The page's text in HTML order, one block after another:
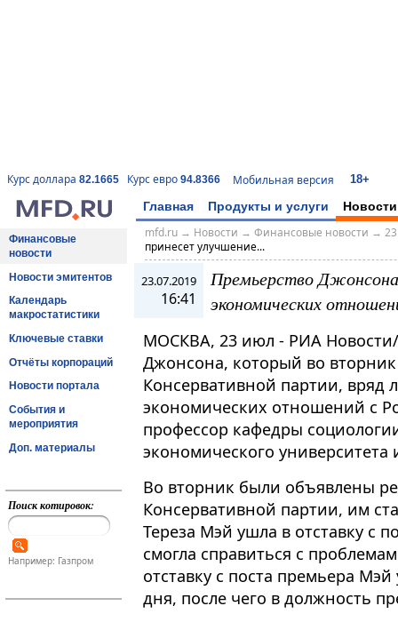
Курс доллара 82.1665 Курс евро 94.8366 Мобильная версия 18+
Главная Продукты и услуги Новости
Финансовые
новости
Новости эмитентов
Календарь
макростатистики
Ключевые ставки
Отчёты корпораций
Новости портала
События и
мероприятия
Доп. материалы
Поиск котировок:
Например: Газпром
mfd.ru→ Новости → Финансовые новости →
принесет улучшение...
23.07.2019
16:41
Премьерство Джонсона
экономических
МОСКВА, 23 июл - РИА
Джонсона, который во
Консервативной партии, вряд
экономических отношений с
профессор кафедры
экономического
Во вторник были объявлены
Консервативной партии, им
Тереза Мэй ушла в отставку с
смогла справиться с
отставку с поста премьера
дня, после чего в должность